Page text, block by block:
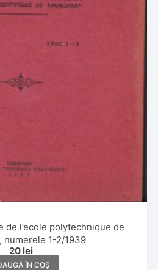
l’ecole polytechnique de
numerele 1-2/1939
20 lei
ÎN COȘ